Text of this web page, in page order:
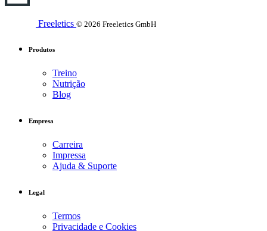
Freeletics © 2026 Freeletics GmbH
Produtos
Treino
Nutrição
Blog
Empresa
Carreira
Impressa
Ajuda & Suporte
Legal
Termos
Privacidade e Cookies